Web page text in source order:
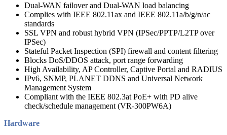
Dual-WAN failover and Dual-WAN load balancing
Complies with IEEE 802.11ax and IEEE 802.11a/b/g/n/ac
standards
SSL VPN and robust hybrid VPN (IPSec/PPTP/L2TP over
IPSec)
Stateful Packet Inspection (SPI) firewall and content filtering
Blocks DoS/DDOS attack, port range forwarding
High Availability, AP Controller, Captive Portal and RADIUS
IPv6, SNMP, PLANET DDNS and Universal Network
Management System
Compliant with the IEEE 802.3at PoE+ with PD alive
check/schedule management (VR-300PW6A)
Hardware